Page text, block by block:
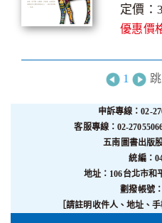
定價：
優惠價
1
申訴專線：02-
客服專線：02-
五南圖書出版
統編：
地址：106台北市和
劃撥帳號
［請註明收件人、地址、